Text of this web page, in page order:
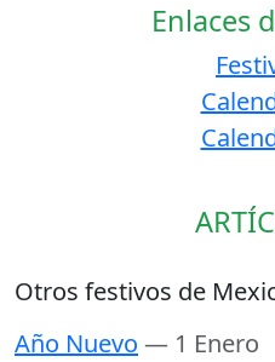
Enlaces
Otros festivos de
Año Nuevo — 1 Enero